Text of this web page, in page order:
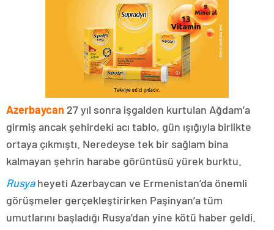
Azerbaycan 27 yıl sonra işgalden kurtulan Ağdam’a
girmiş ancak şehirdeki acı tablo, gün ışığıyla birlikte
ortaya çıkmıştı. Neredeyse tek bir sağlam bina
kalmayan şehrin harabe görüntüsü yürek burktu.
Rusyaheyeti Azerbaycan ve Ermenistan’da önemli
görüşmeler gerçekleştirirken Paşinyan’a tüm
umutlarını başladığı Rusya’dan yine kötü haber geldi.